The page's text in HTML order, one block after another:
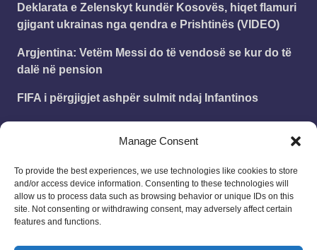
Manage Consent
To provide the best experiences, we use technologies like cookies to store
and/or access device information. Consenting to these technologies will
allow us to process data such as browsing behavior or unique IDs on this
site. Not consenting or withdrawing consent, may adversely affect certain
features and functions.
Deklarata e Zelenskyt kundër Kosovës, hiqet flamuri
gjigant ukrainas nga qendra e Prishtinës (VIDEO)
Argjentina: Vetëm Messi do të vendosë se kur do të
dalë në pension
FIFA i përgjigjet ashpër sulmit ndaj Infantinos
Kosovës mbetet i pandryshuar
Leonard onPublikohet struktura e vitit shkollor
2025 – 2026
18/08/2025